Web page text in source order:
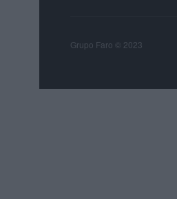
Grupo Faro © 2023